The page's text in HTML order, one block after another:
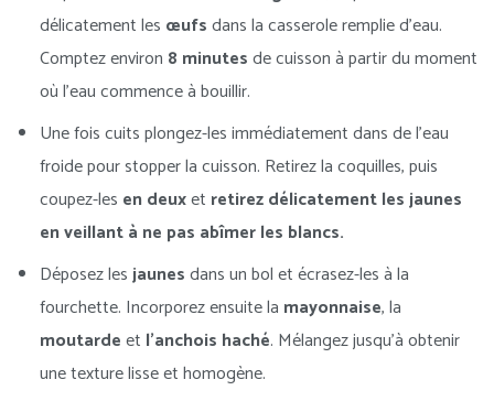
délicatement les œufsdans la casserole remplie d’eau.
Comptez environ 8 minutesde cuisson à partir du moment
où l’eau commence à bouillir.
Une fois cuits plongez-les immédiatement dans de l’eau
froide pour stopper la cuisson. Retirez la coquilles, puis
coupez-les en deuxet retirez délicatement les jaunes
en veillant à ne pas abîmer les blancs.
Déposez lesjaunesdans un bol et écrasez-les à la
fourchette. Incorporez ensuite la mayonnaise, la
moutardeet l’anchois haché. Mélangez jusqu’à obtenir
une texture lisse et homogène.